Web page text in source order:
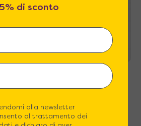
– Letto a scomparsa
piazze divano e ripiano
3.380€
5% di sconto
alla newsletter
al trattamento dei